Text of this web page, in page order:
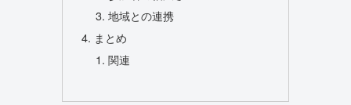
地域との連携
まとめ
関連